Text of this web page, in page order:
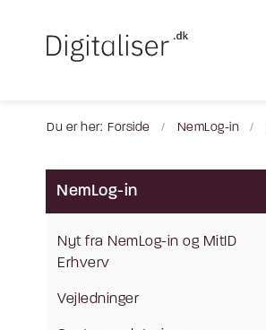
Du er her: Forside NemLog-in
NemLog-in
Nyt fra NemLog-in og MitID
Erhverv
Vejledninger